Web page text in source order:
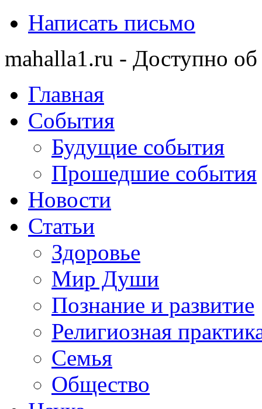
Написать письмо
mahalla1.ru - Доступно об
Главная
События
Будущие события
Прошедшие события
Новости
Статьи
Здоровье
Мир Души
Познание и развитие
Религиозная
Семья
Общество